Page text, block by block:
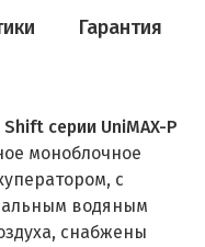
Гарантия
Shift серии UniMAX-P
моноблочное
с
водяным
снабжены